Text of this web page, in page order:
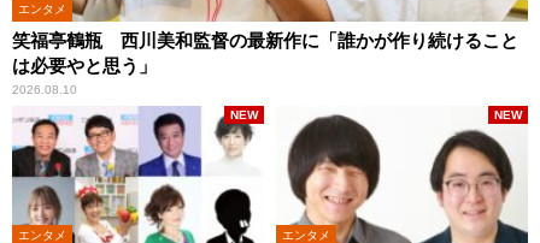
エンタメ
笑福亭鶴瓶 西川美和監督の最新作に「誰かが作り続けること
は必要やと思う」
2026.08.10
エンタメ
NEW
エンタメ
NEW